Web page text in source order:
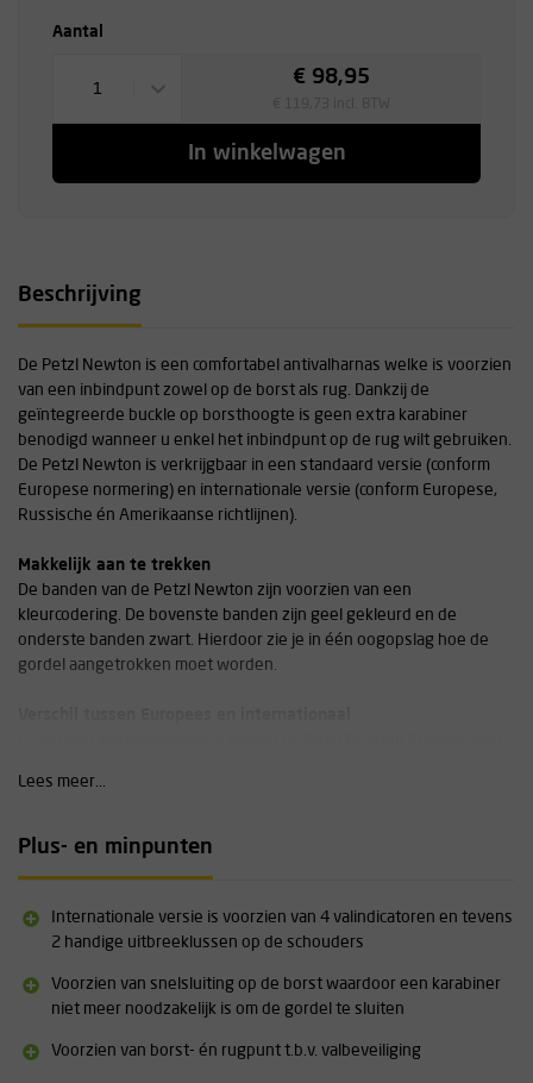
Aantal
1
€ 98,95
In winkelwagen
Beschrijving
De Petzl Newton is een comfortabel antivalharnas welke is voorzien
van een inbindpunt zowel op de borst als rug. Dankzij de
geïntegreerde buckle op borsthoogte is geen extra karabiner
benodigd wanneer u enkel het inbindpunt op de rug wilt gebruiken.
De Petzl Newton is verkrijgbaar in een standaard versie (conform
Europese normering) en internationale versie (conform Europese,
Russische én Amerikaanse richtlijnen).
Makkelijk aan te trekken
De banden van de Petzl Newton zijn voorzien van een
kleurcodering. De bovenste banden zijn geel gekleurd en de
onderste banden zwart. Hierdoor zie je in één oogopslag hoe de
gordel aangetrokken moet worden.
van een valindicator op het borst- en rugpunt, twee
Europese, Amerikaanse, Canadese en Russische certificering.
Voorzien van dorsaal (rug) en sternaal (borst) inbindpunt
schouderriemen (geel) en beenlussen (zwart)
Eenvoudig en snel in maatvoering verstelbaar
Lees meer...
Plus- en minpunten
Internationale versie is voorzien van 4 valindicatoren en tevens
2 handige uitbreeklussen op de schouders
Voorzien van snelsluiting op de borst waardoor een karabiner
niet meer noodzakelijk is om de gordel te sluiten
Voorzien van borst- én rugpunt t.b.v. valbeveiliging